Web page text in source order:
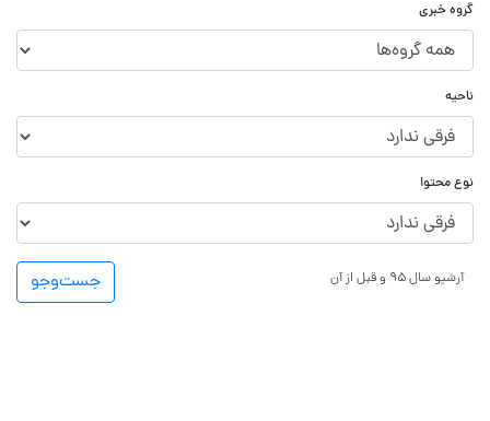
گروه خبری
ناحیه
نوع محتوا
جست‌و‌جو آرشیو سال ۹۵ و قبل از آن